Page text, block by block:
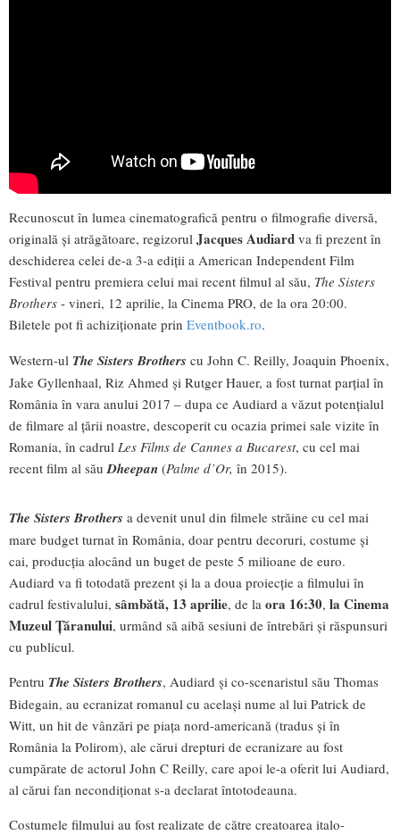
Recunoscut în lumea cinematografică pentru o filmografie diversă,
originală și atrăgătoare, regizorul Jacques Audiard va fi prezent în
deschiderea celei de-a 3-a ediții a American Independent Film
Festival pentru premiera celui mai recent filmul al său, The Sisters
Brothers - vineri, 12 aprilie, la Cinema PRO, de la ora 20:00.
Biletele pot fi achiziționate prin Eventbook.ro.
Western-ul The Sisters Brothers cu John C. Reilly, Joaquin Phoenix,
Jake Gyllenhaal, Riz Ahmed și Rutger Hauer, a fost turnat parțial în
România în vara anului 2017 – dupa ce Audiard a văzut potențialul
de filmare al țării noastre, descoperit cu ocazia primei sale vizite în
Romania, în cadrul Les Films de Cannes a Bucarest, cu cel mai
recent film al său Dheepan (Palme d’Or, în 2015).
The Sisters Brothers a devenit unul din filmele străine cu cel mai
mare budget turnat în România, doar pentru decoruri, costume și
cai, producția alocând un buget de peste 5 milioane de euro.
Audiard va fi totodată prezent și la a doua proiecție a filmului în
cadrul festivalului, sâmbătă, 13 aprilie, de la ora 16:30, la Cinema
Muzeul Țăranului, urmând să aibă sesiuni de întrebări și răspunsuri
cu publicul.
Pentru The Sisters Brothers, Audiard și co-scenaristul său Thomas
Bidegain, au ecranizat romanul cu același nume al lui Patrick de
Witt, un hit de vânzări pe piața nord-americană (tradus și în
România la Polirom), ale cărui drepturi de ecranizare au fost
cumpărate de actorul John C Reilly, care apoi le-a oferit lui Audiard,
al cărui fan necondiționat s-a declarat întotodeauna.
Costumele filmului au fost realizate de către creatoarea italo-